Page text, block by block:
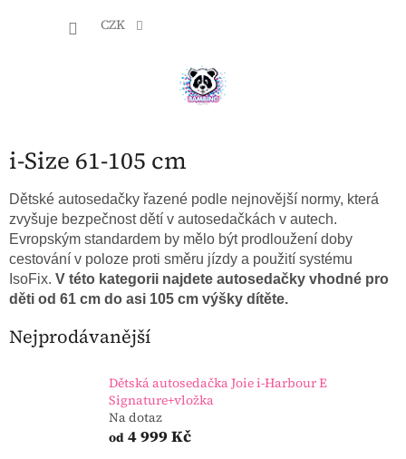
CZK
i-Size 61-105 cm
Dětské autosedačky řazené podle nejnovější normy, která
zvyšuje bezpečnost dětí v autosedačkách v autech.
Evropským standardem by mělo být prodloužení doby
cestování v poloze proti směru jízdy a použití systému
IsoFix. V této kategorii najdete autosedačky vhodné pro
děti od 61 cm do asi 105 cm výšky dítěte.
Nejprodávanější
Dětská autosedačka Joie i-Harbour E
Signature+vložka
Na dotaz
od 4 999 Kč